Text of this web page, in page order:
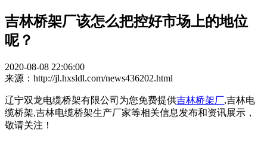
吉林桥架厂该怎么把控好市场上的地位
呢？
2020-08-08 22:06:00
来源：http://jl.hxsldl.com/news436202.html
辽宁双龙电缆桥架有限公司为您免费提供吉林桥架厂,吉林电
缆桥架,吉林电缆桥架生产厂家等相关信息发布和资讯展示，
敬请关注！